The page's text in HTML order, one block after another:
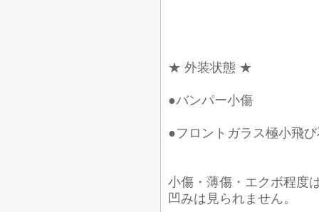
★ 外装状態 ★
●バンパー小傷
●フロントガラス極小飛
小傷・薄傷・エクボ程度
凹みは見られません。